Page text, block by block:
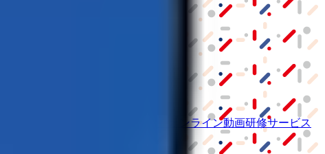
オンライン動画研修サービス